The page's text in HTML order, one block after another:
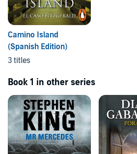
Camino Island
(Spanish Edition)
3 titles
Book 1 in other series